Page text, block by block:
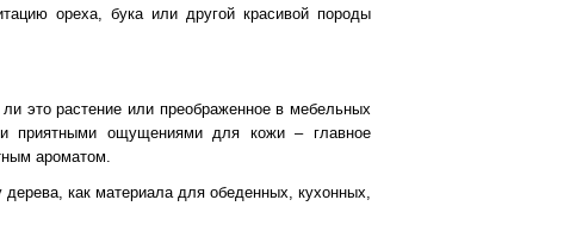
ореха, бука или другой красивой породы
это растение или преображенное в мебельных
приятными ощущениями для кожи – главное
ароматом.
как материала для обеденных, кухонных,